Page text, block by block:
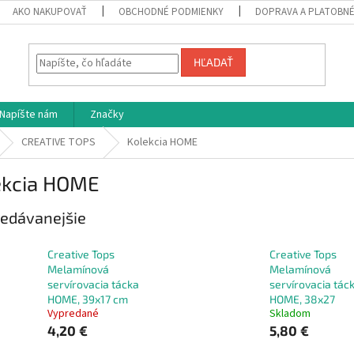
AKO NAKUPOVAŤ OBCHODNÉ PODMIENKY DOPRAVA A PLATOBNÉ
HĽADAŤ
Napíšte nám
Značky
CREATIVE TOPS Kolekcia HOME
HOME
Creative Tops
Melamínová
servírovacia tácka
HOME, 39x17 cm
Vypredané
4,20 €
Creative Tops
Melamínová
servírovacia
HOME, 38x27
Skladom
5,80 €